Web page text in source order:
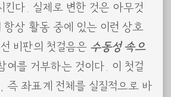
킨다. 실제로 변한 것은 아무것
항상 활동 중에 있는 이런 상호
비판의 첫걸음은 수동성 속으
여를 거부하는 것이다. 이 첫걸
즉 좌표계 전체를 실질적으로 바